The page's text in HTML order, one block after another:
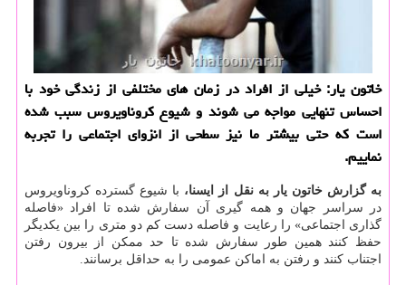
خاتون یار: خیلی از افراد در زمان های مختلفی از زندگی خود با
احساس تنهایی مواجه می شوند و شیوع كروناویروس سبب شده
است كه حتی بیشتر ما نیز سطحی از انزوای اجتماعی را تجربه
نماییم.
به گزارش خاتون یار به نقل از ایسنا، با شیوع گسترده كروناویروس
در سراسر جهان و همه گیری آن سفارش شده تا افراد «فاصله
گذاری اجتماعی» را رعایت و فاصله دست كم دو متری را بین یكدیگر
حفظ كنند همین طور سفارش شده تا حد ممكن از بیرون رفتن
اجتناب كنند و رفتن به اماكن عمومی را به حداقل برسانند.